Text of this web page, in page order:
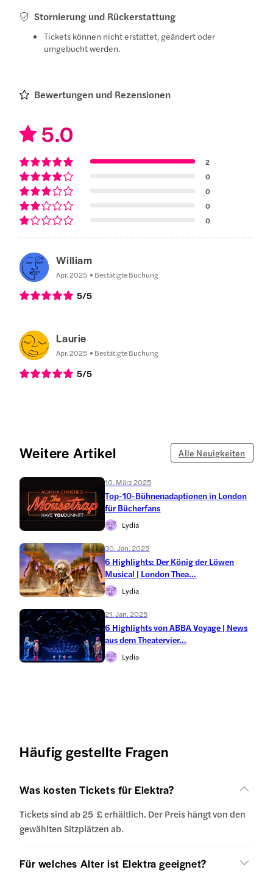
Stornierung und Rückerstattung
Tickets können nicht erstattet, geändert oder
umgebucht werden.
Bewertungen und Rezensionen
5.0
2
0
0
0
0
William
Apr. 2025 Bestätigte Buchung
5/5
Laurie
Apr. 2025 Bestätigte Buchung
5/5
Weitere Artikel Alle Neuigkeiten
10. März 2025
Top-10-Bühnenadaptionen in London
für Bücherfans
Lydia
30. Jan. 2025
6 Highlights: Der König der Löwen
Musical | London Thea...
Lydia
21. Jan. 2025
6 Highlights von ABBA Voyage | News
aus dem Theatervier...
Lydia
Häufig gestellte Fragen
Was kosten Tickets für Elektra?
Tickets sind ab 25 £ erhältlich. Der Preis hängt von den
gewählten Sitzplätzen ab.
Für welches Alter ist Elektra geeignet?